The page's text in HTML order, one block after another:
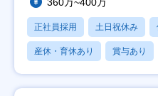
正社員採用 土日祝休み
産休・育休あり 賞与あり